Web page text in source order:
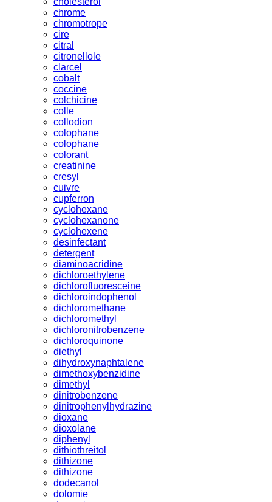
chrome
chromotrope
cire
citral
citronellole
clarcel
cobalt
coccine
colchicine
colle
collodion
colophane
colophane
colorant
creatinine
cresyl
cuivre
cupferron
cyclohexane
cyclohexanone
cyclohexene
desinfectant
detergent
diaminoacridine
dichloroethylene
dichlorofluoresceine
dichloroindophenol
dichloromethane
dichloromethyl
dichloronitrobenzene
dichloroquinone
diethyl
dihydroxynaphtalene
dimethoxybenzidine
dimethyl
dinitrobenzene
dinitrophenylhydrazine
dioxane
dioxolane
diphenyl
dithiothreitol
dithizone
dithizone
dodecanol
dolomie